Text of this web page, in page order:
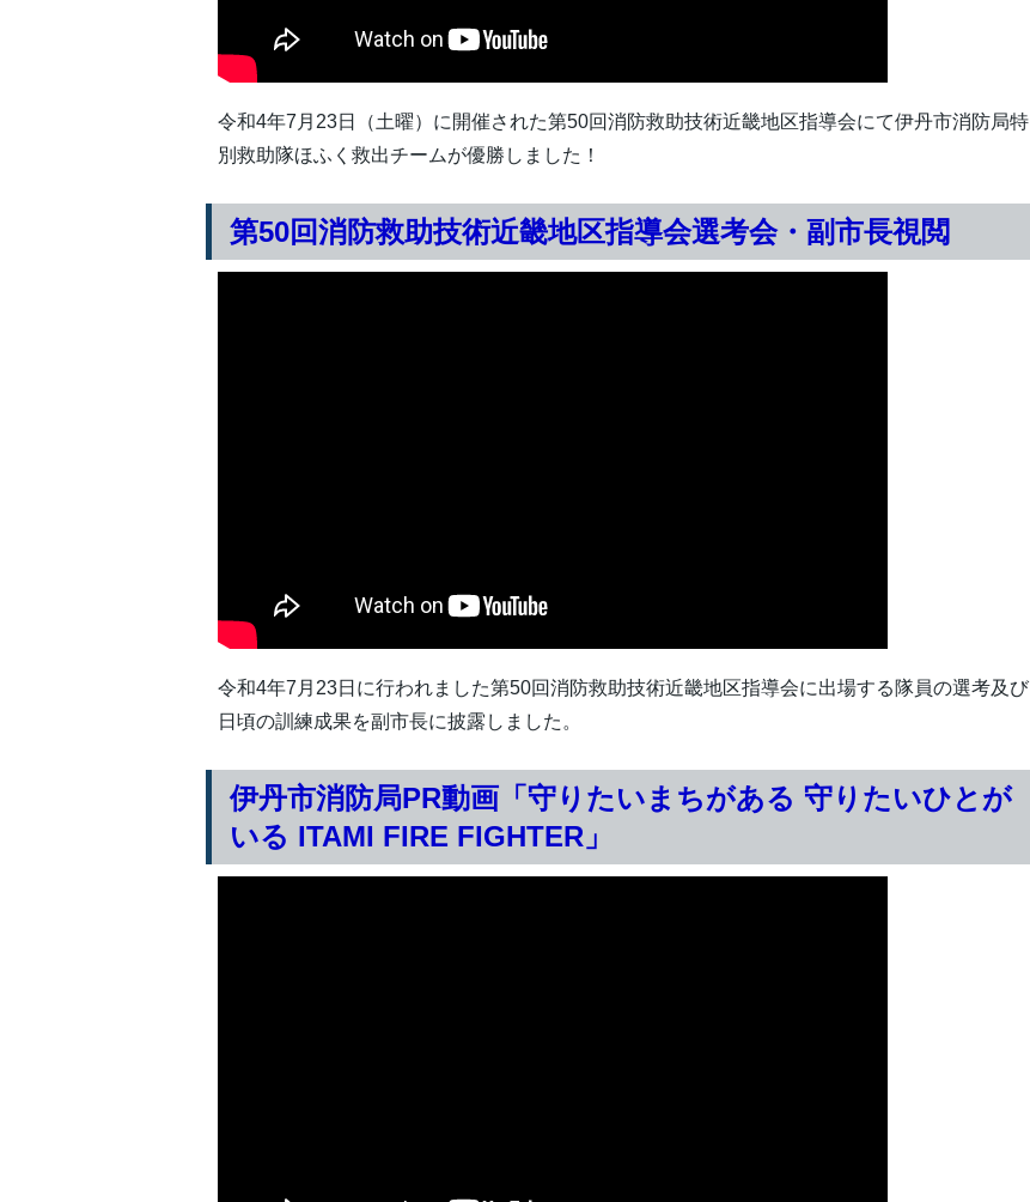
令和4年7月23日（土曜）に開催された第50回消防救助技術近畿地区指導会にて伊丹市消防局特
別救助隊ほふく救出チームが優勝しました！
第50回消防救助技術近畿地区指導会選考会・副市長視閲
令和4年7月23日に行われました第50回消防救助技術近畿地区指導会に出場する隊員の選考及び
日頃の訓練成果を副市長に披露しました。
伊丹市消防局PR動画「守りたいまちがある 守りたいひとが
いる ITAMI FIRE FIGHTER」